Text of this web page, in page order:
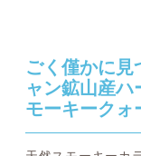
ごく僅かに見
ャン鉱山産ハ
モーキークォ